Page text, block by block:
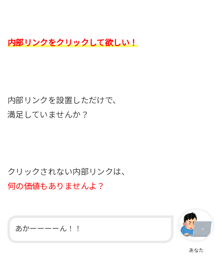
内部リンクをクリックして欲しい！
内部リンクを設置しただけで、
満足していませんか？
クリックされない内部リンクは、
何の価値もありませんよ？
あなた
あかーーーーん！！